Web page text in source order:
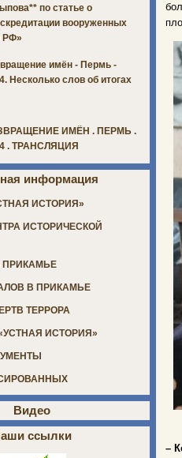
–
по статье о
вооруженных
РФ»
имён - Пермь -
Несколько слов об итогах
ИМЁН . ПЕРМЬ .
. ТРАНСЛЯЦИЯ
информация
ИСТОРИЯ»
ИСТОРИЧЕСКОЙ
ПРИКАМЬЕ
В ПРИКАМЬЕ
ТЕРРОРА
ИСТОРИЯ»
Видео
ссылки